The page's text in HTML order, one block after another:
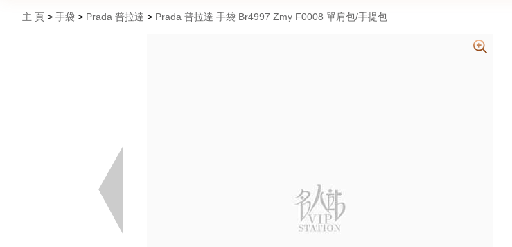
主 頁 手袋 Prada 普拉達 Prada 普拉達 手袋 Br4997 Zmy F0008 單肩包/手提包